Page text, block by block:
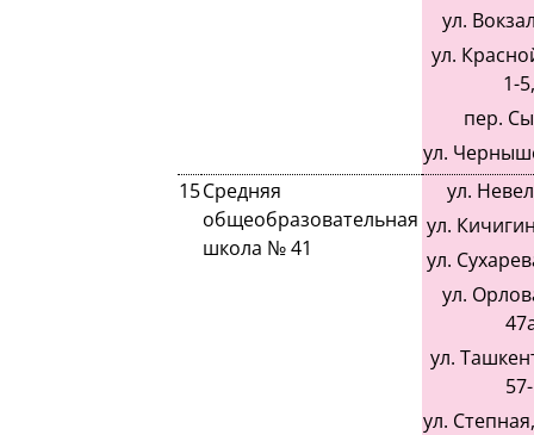
ул.
ул.
1-
пер.
ул.
15Средняя
общеобразовательная
школа № 41
ул.
ул.
ул.
ул.
ул.
ул.